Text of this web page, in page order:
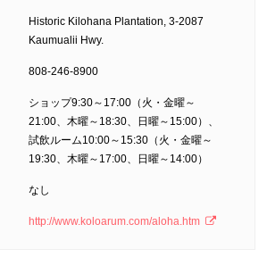
Historic Kilohana Plantation, 3-2087
Kaumualii Hwy.
808-246-8900
ショップ9:30～17:00（火・金曜～
21:00、木曜～18:30、日曜～15:00）、
試飲ルーム10:00～15:30（火・金曜～
19:30、木曜～17:00、日曜～14:00）
なし
http://www.koloarum.com/aloha.htm